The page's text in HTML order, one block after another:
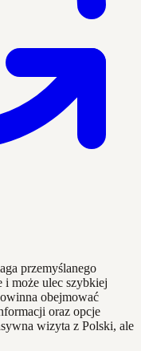
przemyślanego
i może ulec szybkiej
obejmować
oraz opcje
wizyta z Polski, ale